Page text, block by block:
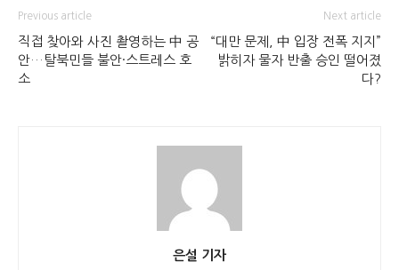
Previous article
직접 찾아와 사진 촬영하는 中 공
안…탈북민들 불안·스트레스 호
소
Next article
“대만 문제, 中 입장 전폭 지지”
밝히자 물자 반출 승인 떨어졌
다?
은설 기자